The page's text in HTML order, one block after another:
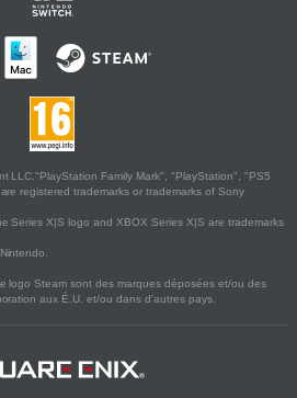
LLC."PlayStation Family Mark", "PlayStation", "PS5
registered trademarks or trademarks of Sony
Series X|S logo and XBOX Series X|S are trademarks
logo Steam sont des marques déposées et/ou des
aux É.U. et/ou dans d'autres pays.